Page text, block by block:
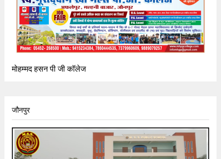
मोहम्मद हसन पी जी कॉलेज
जौनपुर